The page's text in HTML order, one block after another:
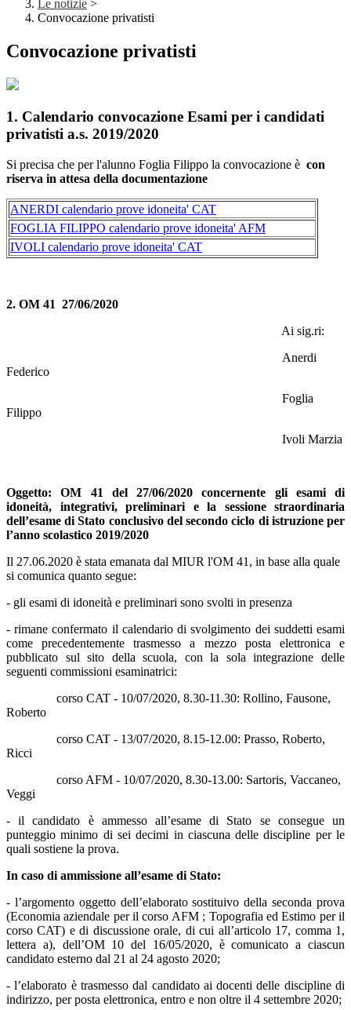
Le notizie >
Convocazione privatisti
Convocazione privatisti
1. Calendario convocazione Esami per i candidati
privatisti a.s. 2019/2020
Si precisa che per l'alunno Foglia Filippo la convocazione è con
riserva in attesa della documentazione
ANERDI calendario prove idoneita' CAT
FOGLIA FILIPPO calendario prove idoneita' AFM
IVOLI calendario prove idoneita' CAT
2. OM 41 27/06/2020
Ai sig.ri:
Anerdi
Federico
Foglia
Filippo
Ivoli Marzia
Oggetto: OM 41 del 27/06/2020 concernente gli esami di
idoneità, integrativi, preliminari e la sessione straordinaria
dell’esame di Stato conclusivo del secondo ciclo di istruzione per
l’anno scolastico 2019/2020
Il 27.06.2020 è stata emanata dal MIUR l'OM 41, in base alla quale
si comunica quanto segue:
- gli esami di idoneità e preliminari sono svolti in presenza
- rimane confermato il calendario di svolgimento dei suddetti esami
come precedentemente trasmesso a mezzo posta elettronica e
pubblicato sul sito della scuola, con la sola integrazione delle
seguenti commissioni esaminatrici:
corso CAT - 10/07/2020, 8.30-11.30: Rollino, Fausone,
Roberto
corso CAT - 13/07/2020, 8.15-12.00: Prasso, Roberto,
Ricci
corso AFM - 10/07/2020, 8.30-13.00: Sartoris, Vaccaneo,
Veggi
- il candidato è ammesso all’esame di Stato se consegue un
punteggio minimo di sei decimi in ciascuna delle discipline per le
quali sostiene la prova.
In caso di ammissione all’esame di Stato:
- l’argomento oggetto dell’elaborato sostituivo della seconda prova
(Economia aziendale per il corso AFM ; Topografia ed Estimo per il
corso CAT) e di discussione orale, di cui all’articolo 17, comma 1,
lettera a), dell’OM 10 del 16/05/2020, è comunicato a ciascun
candidato esterno dal 21 al 24 agosto 2020;
- l’elaborato è trasmesso dal candidato ai docenti delle discipline di
indirizzo, per posta elettronica, entro e non oltre il 4 settembre 2020;